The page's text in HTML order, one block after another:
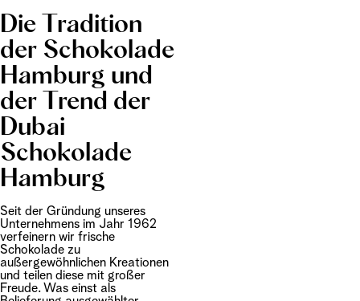
Die Tradition
der Schokolade
Hamburg und
der Trend der
Dubai
Schokolade
Hamburg
Seit der Gründung unseres
Unternehmens im Jahr 1962
verfeinern wir frische
Schokolade zu
außergewöhnlichen Kreationen
und teilen diese mit großer
Freude. Was einst als